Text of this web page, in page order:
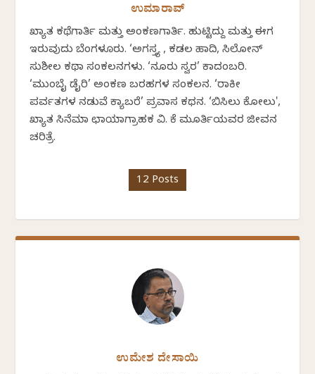
ಉಮಾರಾವ್
ಖ್ಯಾತ ಕಥೆಗಾರ್ತಿ ಮತ್ತು ಅಂಕಣಗಾರ್ತಿ. ಹುಟ್ಟಿದ್ದು ಮತ್ತು ಈಗ
ಇರುವುದು ಬೆಂಗಳೂರು. ‘ಅಗಸ್ತ್ಯ , ಕಡಲ ಹಾದಿ, ಸಿಲೋನ್
ಸುಶೀಲ ಕಥಾ ಸಂಕಲನಗಳು. ‘ನೂರು ಸ್ವರ’ ಕಾದಂಬರಿ.
‘ಮುಂಬೈ ಡೈರಿ’ ಅಂಕಣ ಬರಹಗಳ ಸಂಕಲನ. ‘ರಾಕೀ
ಪರ್ವತಗಳ ನಡುವೆ ಕ್ಯಾಬರೆ’ ಪ್ರವಾಸ ಕಥನ. ‘ಬಿಸಿಲು ಕೋಲು',
ಖ್ಯಾತ ಸಿನೆಮಾ ಛಾಯಾಗ್ರಾಹಕ ವಿ. ಕೆ ಮೂರ್ತಿಯವರ ಜೀವನ
ಚರಿತ್ರೆ.
12 Posts
ಉಮೇಶ ದೇಸಾಯಿ